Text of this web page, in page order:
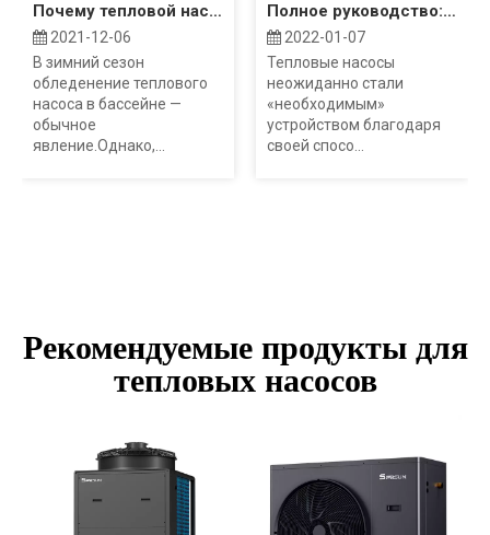
Почему тепловой насос моего бассейна замерзает?
2021-12-06
В зимний сезон
обледенение теплового
насоса в бассейне —
обычное
явление.Однако,...
Полное руководство: Затраты на воздушный тепловой насос
2022-01-07
Тепловые насосы
неожиданно стали
«необходимым»
устройством благодаря
своей спосо...
Рекомендуемые продукты для
тепловых насосов